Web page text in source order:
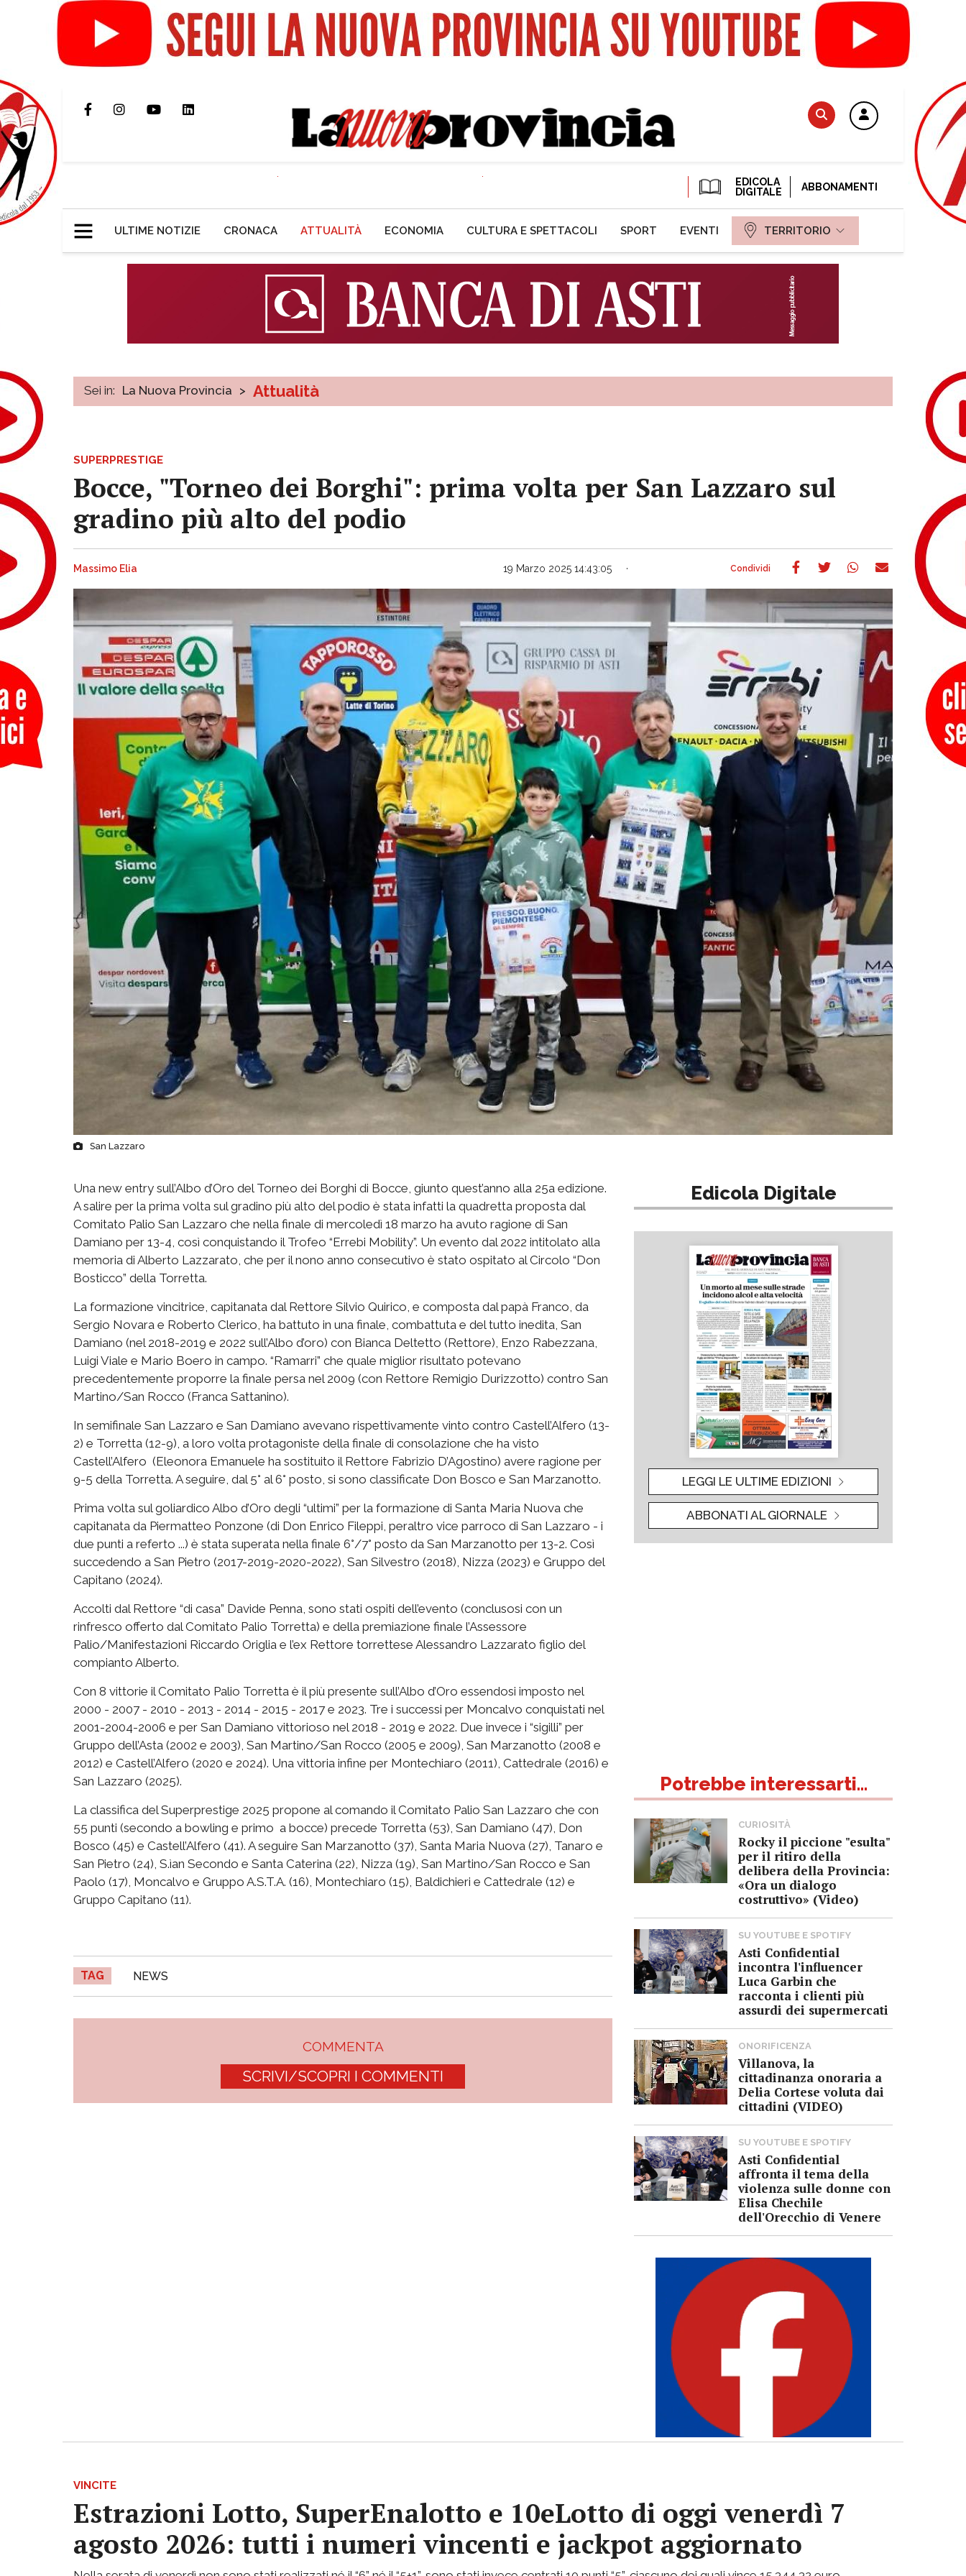
EDICOLA
DIGITALE
ABBONAMENTI
ULTIME NOTIZIE CRONACA ATTUALITÀ ECONOMIA CULTURA E SPETTACOLI SPORT EVENTI TERRITORIO
Sei in: La Nuova Provincia > Attualità
SUPERPRESTIGE
Bocce, "Torneo dei Borghi": prima volta per San Lazzaro sul
gradino più alto del podio
Massimo Elia 19 Marzo 2025 14:43:05
San Lazzaro
Una new entry sull’Albo d’Oro del Torneo dei Borghi di Bocce, giunto quest’anno alla 25a edizione.
A salire per la prima volta sul gradino più alto del podio è stata infatti la quadretta proposta dal
Comitato Palio San Lazzaro che nella finale di mercoledì 18 marzo ha avuto ragione di San
Damiano per 13-4, così conquistando il Trofeo “Errebi Mobility”. Un evento dal 2022 intitolato alla
memoria di Alberto Lazzarato, che per il nono anno consecutivo è stato ospitato al Circolo “Don
Bosticco” della Torretta.
La formazione vincitrice, capitanata dal Rettore Silvio Quirico, e composta dal papà Franco, da
Sergio Novara e Roberto Clerico, ha battuto in una finale, combattuta e del tutto inedita, San
Damiano (nel 2018-2019 e 2022 sull’Albo d’oro) con Bianca Deltetto (Rettore), Enzo Rabezzana,
Luigi Viale e Mario Boero in campo. “Ramarri” che quale miglior risultato potevano
precedentemente proporre la finale persa nel 2009 (con Rettore Remigio Durizzotto) contro San
Martino/San Rocco (Franca Sattanino).
In semifinale San Lazzaro e San Damiano avevano rispettivamente vinto contro Castell’Alfero (13-
2) e Torretta (12-9), a loro volta protagoniste della finale di consolazione che ha visto
Castell’Alfero (Eleonora Emanuele ha sostituito il Rettore Fabrizio D’Agostino) avere ragione per
9-5 della Torretta. A seguire, dal 5° al 6° posto, si sono classificate Don Bosco e San Marzanotto.
Prima volta sul goliardico Albo d’Oro degli “ultimi” per la formazione di Santa Maria Nuova che
capitanata da Piermatteo Ponzone (di Don Enrico Fileppi, peraltro vice parroco di San Lazzaro - i
due punti a referto ...) è stata superata nella finale 6°/7° posto da San Marzanotto per 13-2. Così
succedendo a San Pietro (2017-2019-2020-2022), San Silvestro (2018), Nizza (2023) e Gruppo del
Capitano (2024).
Accolti dal Rettore “di casa” Davide Penna, sono stati ospiti dell’evento (conclusosi con un
rinfresco offerto dal Comitato Palio Torretta) e della premiazione finale l’Assessore
Palio/Manifestazioni Riccardo Origlia e l’ex Rettore torrettese Alessandro Lazzarato figlio del
compianto Alberto.
Con 8 vittorie il Comitato Palio Torretta è il più presente sull’Albo d’Oro essendosi imposto nel
2000 - 2007 - 2010 - 2013 - 2014 - 2015 - 2017 e 2023. Tre i successi per Moncalvo conquistati nel
2001-2004-2006 e per San Damiano vittorioso nel 2018 - 2019 e 2022. Due invece i “sigilli” per
Gruppo dell’Asta (2002 e 2003), San Martino/San Rocco (2005 e 2009), San Marzanotto (2008 e
2012) e Castell’Alfero (2020 e 2024). Una vittoria infine per Montechiaro (2011), Cattedrale (2016) e
San Lazzaro (2025).
La classifica del Superprestige 2025 propone al comando il Comitato Palio San Lazzaro che con
55 punti (secondo a bowling e primo a bocce) precede Torretta (53), San Damiano (47), Don
Bosco (45) e Castell’Alfero (41). A seguire San Marzanotto (37), Santa Maria Nuova (27), Tanaro e
San Pietro (24), S.ìan Secondo e Santa Caterina (22), Nizza (19), San Martino/San Rocco e San
Paolo (17), Moncalvo e Gruppo A.S.T.A. (16), Montechiaro (15), Baldichieri e Cattedrale (12) e
Gruppo Capitano (11).
TAG NEWS
COMMENTA
SCRIVI/SCOPRI I COMMENTI
Edicola Digitale
LEGGI LE ULTIME EDIZIONI
ABBONATI AL GIORNALE
Potrebbe interessarti...
CURIOSITÀ
Rocky il piccione "esulta"
per il ritiro della
delibera della Provincia:
«Ora un dialogo
costruttivo» (Video)
SU YOUTUBE E SPOTIFY
Asti Confidential
incontra l'influencer
Luca Garbin che
racconta i clienti più
assurdi dei supermercati
ONORIFICENZA
Villanova, la
cittadinanza onoraria a
Delia Cortese voluta dai
cittadini (VIDEO)
SU YOUTUBE E SPOTIFY
Asti Confidential
affronta il tema della
violenza sulle donne con
Elisa Chechile
dell'Orecchio di Venere
VINCITE
Estrazioni Lotto, SuperEnalotto e 10eLotto di oggi venerdì 7
agosto 2026: tutti i numeri vincenti e jackpot aggiornato